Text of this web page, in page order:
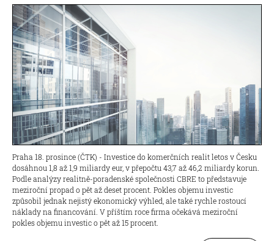
Praha 18. prosince (ČTK) - Investice do komerčních realit letos v Česku
dosáhnou 1,8 až 1,9 miliardy eur, v přepočtu 43,7 až 46,2 miliardy korun.
Podle analýzy realitně-poradenské společnosti CBRE to představuje
meziroční propad o pět až deset procent. Pokles objemu investic
způsobil jednak nejistý ekonomický výhled, ale také rychle rostoucí
náklady na financování. V příštím roce firma očekává meziroční
pokles objemu investic o pět až 15 procent.